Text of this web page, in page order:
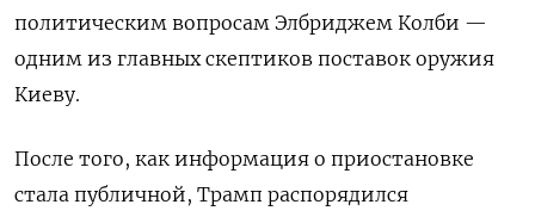
политическим вопросам Элбриджем Колби —
одним из главных скептиков поставок оружия
Киеву.
После того, как информация о приостановке
стала публичной, Трамп распорядился